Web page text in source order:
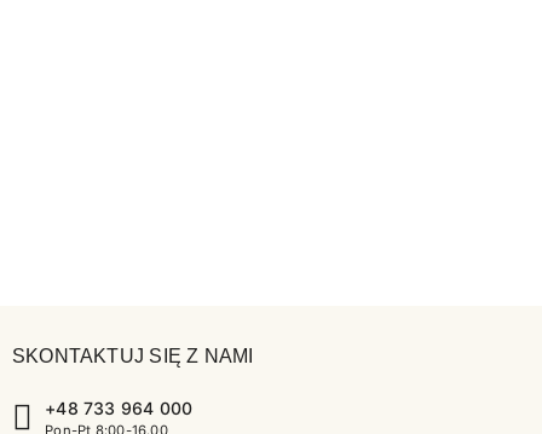
SKONTAKTUJ SIĘ Z NAMI
+48 733 964 000
Pon-Pt 8:00-16.00